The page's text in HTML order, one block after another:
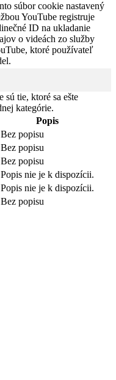
súbor cookie nastavený
YouTube registruje
ID na ukladanie
o videách zo služby
ktoré používateľ
sú tie, ktoré sa ešte
kategórie.
Popis
Bez popisu
Bez popisu
Bez popisu
Popis nie je k dispozícii.
Popis nie je k dispozícii.
Bez popisu